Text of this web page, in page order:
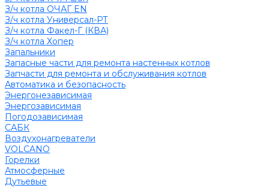
З/ч котла ОЧАГ EN
З/ч котла Универсал-РТ
З/ч котла Факел-Г (КВА)
З/ч котла Хопер
Запальники
Запасные части для ремонта настенных котлов
Запчасти для ремонта и обслуживания котлов
Автоматика и безопасность
Энергонезависимая
Энергозависимая
Погодозависимая
САБК
Воздухонагреватели
VOLCANO
Горелки
Атмосферные
Дутьевые